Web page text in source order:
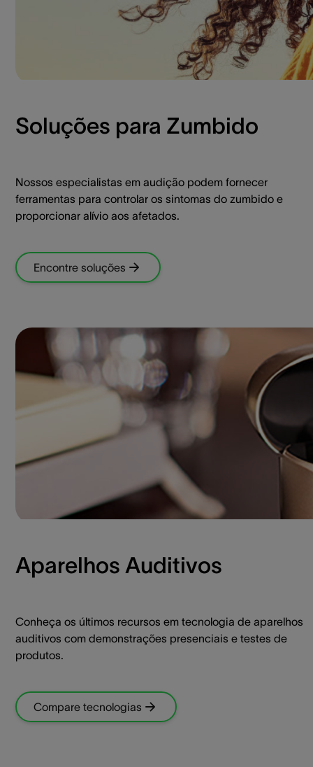
Soluções para Zumbido
Nossos especialistas em audição podem fornecer
ferramentas para controlar os sintomas do zumbido e
proporcionar alívio aos afetados.
Encontre soluções
Aparelhos Auditivos
Conheça os últimos recursos em tecnologia de aparelhos
auditivos com demonstrações presenciais e testes de
produtos.
Compare tecnologias